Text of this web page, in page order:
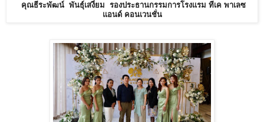
คุณธีระพัฒน์ พันธ์ุเสงี่ยม รองประธานกรรมการโรงแรม ทีเค พาเลซ
แอนด์ คอนเวนชั่น